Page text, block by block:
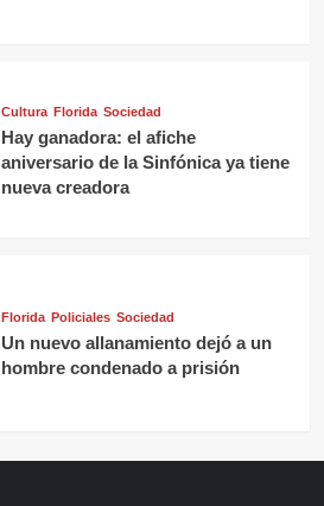
Cultura Florida Sociedad
Hay ganadora: el afiche
aniversario de la Sinfónica ya tiene
nueva creadora
Florida Policiales Sociedad
Un nuevo allanamiento dejó a un
hombre condenado a prisión